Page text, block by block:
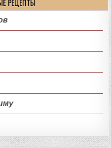
РЕЦЕПТЫ